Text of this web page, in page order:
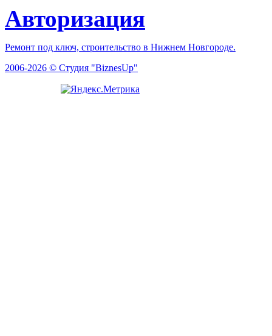
Авторизация
Ремонт под ключ, строительство в Нижнем Новгороде.
2006-2026 © Студия "BiznesUp"